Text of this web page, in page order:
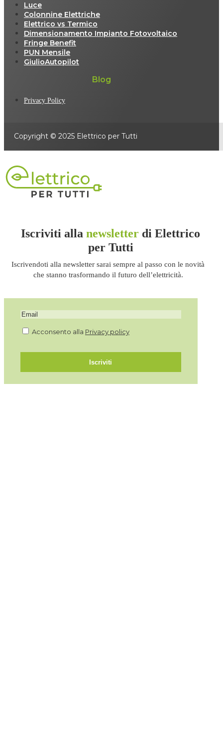
Luce
Colonnine Elettriche
Elettrico vs Termico
Dimensionamento Impianto Fotovoltaico
Fringe Benefit
PUN Mensile
GiulioAutopilot
Blog
Privacy Policy
Copyright © 2025 Elettrico per Tutti
Iscriviti allanewsletter di Elettrico
per Tutti
Iscrivendoti alla newsletter sarai sempre al passo con le novità
che stanno trasformando il futuro dell’elettricità.
Acconsento alla Privacy policy
Iscriviti